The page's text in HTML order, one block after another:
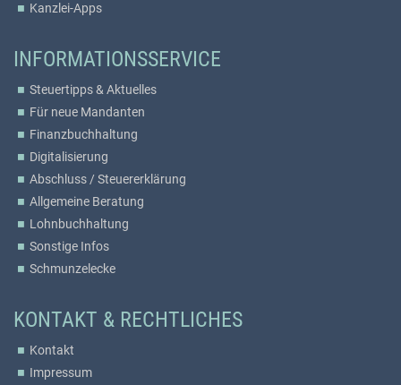
Kanzlei-Apps
INFORMATIONSSERVICE
Steuertipps & Aktuelles
Für neue Mandanten
Finanzbuchhaltung
Digitalisierung
Abschluss / Steuererklärung
Allgemeine Beratung
Lohnbuchhaltung
Sonstige Infos
Schmunzelecke
KONTAKT & RECHTLICHES
Kontakt
Impressum